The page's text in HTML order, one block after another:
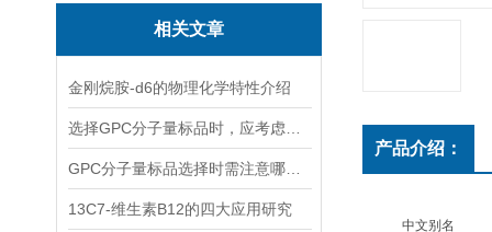
相关文章
金刚烷胺-d6的物理化学特性介绍
13C7-维生素B12的四大应用研究
产品介绍：
中文别名